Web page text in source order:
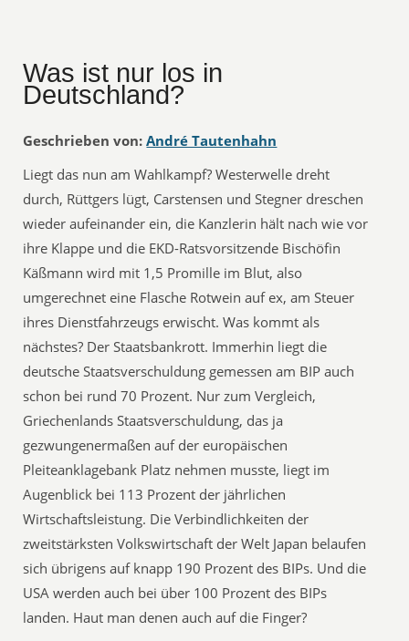
Was ist nur los in
Deutschland?
Geschrieben von: André Tautenhahn
Liegt das nun am Wahlkampf? Westerwelle dreht
durch, Rüttgers lügt, Carstensen und Stegner dreschen
wieder aufeinander ein, die Kanzlerin hält nach wie vor
ihre Klappe und die EKD-Ratsvorsitzende Bischöfin
Käßmann wird mit 1,5 Promille im Blut, also
umgerechnet eine Flasche Rotwein auf ex, am Steuer
ihres Dienstfahrzeugs erwischt. Was kommt als
nächstes? Der Staatsbankrott. Immerhin liegt die
deutsche Staatsverschuldung gemessen am BIP auch
schon bei rund 70 Prozent. Nur zum Vergleich,
Griechenlands Staatsverschuldung, das ja
gezwungenermaßen auf der europäischen
Pleiteanklagebank Platz nehmen musste, liegt im
Augenblick bei 113 Prozent der jährlichen
Wirtschaftsleistung. Die Verbindlichkeiten der
zweitstärksten Volkswirtschaft der Welt Japan belaufen
sich übrigens auf knapp 190 Prozent des BIPs. Und die
USA werden auch bei über 100 Prozent des BIPs
landen. Haut man denen auch auf die Finger?